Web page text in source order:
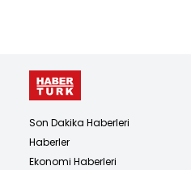
Son Dakika Haberleri
Haberler
Ekonomi Haberleri